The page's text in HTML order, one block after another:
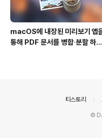
macOS에 내장된 미리보기 앱
통해 PDF 문서를 병합∙분할 하는
티스토리
©